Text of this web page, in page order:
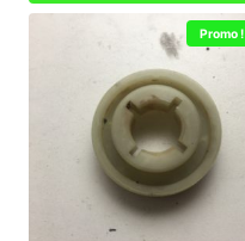
était :
3,90 €.2,73 €.Promo !